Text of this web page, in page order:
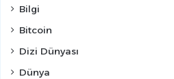
Bilgi
Bitcoin
Dizi Dünyası
Dünya